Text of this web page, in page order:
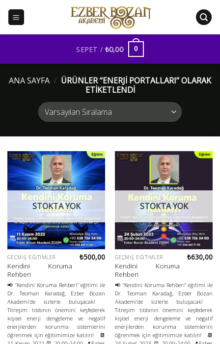
SEPET / ₺0,00 0
ANA SAYFA / ÜRÜNLER “ENERJI PORTALLARI” OLARAK
ETIKETLENDI
STOKTA YOK
GEÇMIŞ EĞITIMLER
Kendini Koruma
Rehberi
₺500,00
📢 “Kendini Koruma Rehberi” eğitimi ile
Dr. Teoman Karadağ, Ezber Bozan
Akademi’de sizlerle buluşacak!
Titreşim tıbbının önemini keşfederek
kişisel enerji dengeleme ve negatif
enerjilerden korunma sistemlerini
öğrenmek için eğitimimize katılın! 📆
STOKTA YOK
GEÇMIŞ EĞITIMLER
Kendini Koruma
Rehberi
₺630,00
📢 “Kendini Koruma Rehberi” eğitimi ile
Dr. Teoman Karadağ, Ezber Bozan
Akademi’de sizlerle buluşacak!
Titreşim tıbbının önemini keşfederek
kişisel enerji dengeleme ve negatif
enerjilerden korunma sistemlerini
öğrenmek için eğitimimize katılın! 📆